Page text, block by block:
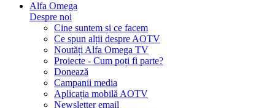
Alfa Omega
Despre noi
Cine suntem și ce facem
Ce spun alții despre AOTV
Noutăți Alfa Omega TV
Proiecte - Cum poți fi parte?
Donează
Campanii media
Aplicația mobilă AOTV
Newsletter email